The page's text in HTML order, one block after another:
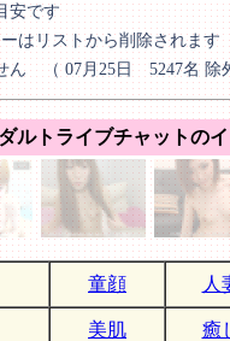
安です
はリストから削除されます
ん （ 07月25日 5247名 除
ルトライブチャットの
童顔 人
美肌 癒